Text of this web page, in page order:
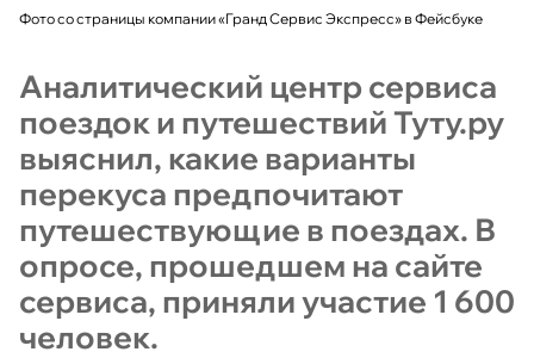
Фото со страницы компании «Гранд Сервис Экспресс» в Фейсбуке
Аналитический центр сервиса
поездок и путешествий Туту.ру
выяснил, какие варианты
перекуса предпочитают
путешествующие в поездах. В
опросе, прошедшем на сайте
сервиса, приняли участие 1 600
человек.